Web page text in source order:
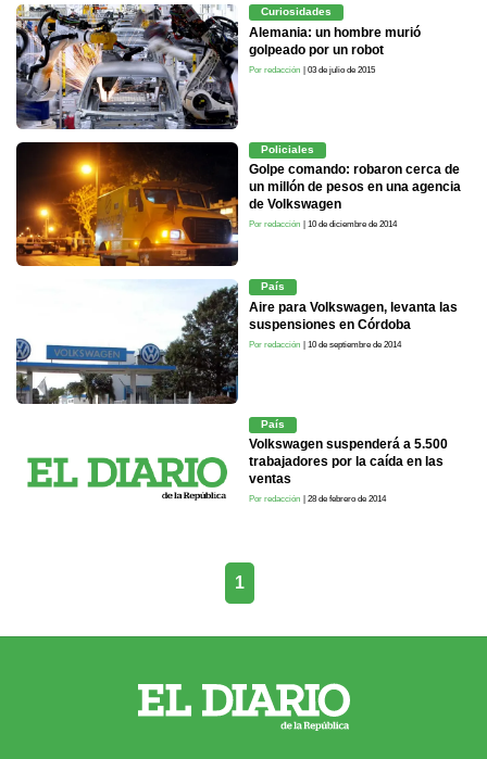
Curiosidades
Alemania: un hombre murió
golpeado por un robot
Por redacción | 03 de julio de 2015
Policiales
Golpe comando: robaron cerca de
un millón de pesos en una agencia
de Volkswagen
Por redacción | 10 de diciembre de 2014
País
Aire para Volkswagen, levanta las
suspensiones en Córdoba
Por redacción | 10 de septiembre de 2014
País
Volkswagen suspenderá a 5.500
trabajadores por la caída en las
ventas
Por redacción | 28 de febrero de 2014
1